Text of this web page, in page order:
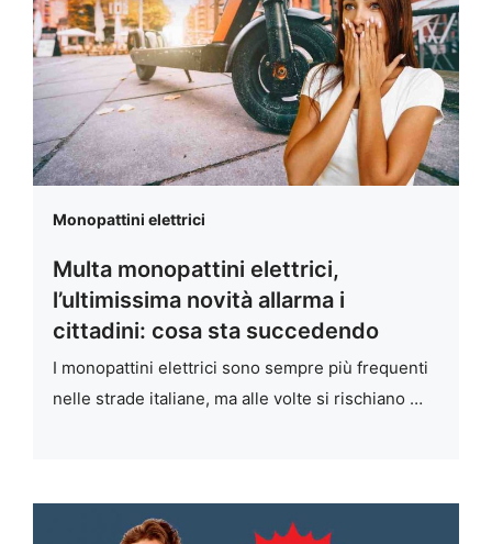
Monopattini elettrici
Multa monopattini elettrici,
l’ultimissima novità allarma i
cittadini: cosa sta succedendo
I monopattini elettrici sono sempre più frequenti
nelle strade italiane, ma alle volte si rischiano …